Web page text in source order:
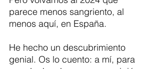
parece menos sangriento, al
menos aquí, en España.
He hecho un descubrimiento
genial. Os lo cuento: a mí, para